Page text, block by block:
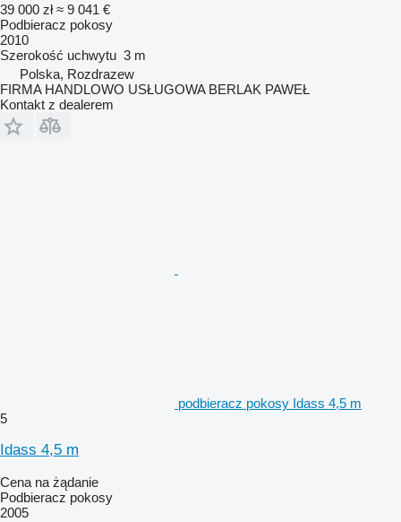
39 000 zł ≈ 9 041 €
Podbieracz pokosy
2010
Szerokość uchwytu 3 m
Polska, Rozdrazew
FIRMA HANDLOWO USŁUGOWA BERLAK PAWEŁ
Kontakt z dealerem
podbieracz pokosy Idass 4,5 m
5
Idass 4,5 m
Cena na żądanie
Podbieracz pokosy
2005